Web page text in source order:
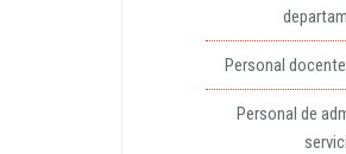
Personal
Personal de